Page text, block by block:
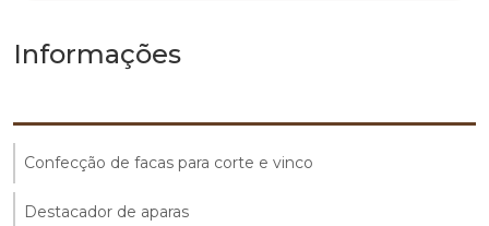
Informações
Confecção de facas para corte e vinco
Destacador de aparas